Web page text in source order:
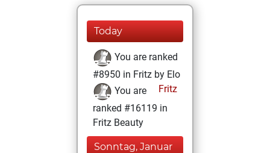
Today
You are ranked
#8950 in Fritz by Elo
Fritz
You are
ranked #16119 in
Fritz Beauty
Sonntag, Januar